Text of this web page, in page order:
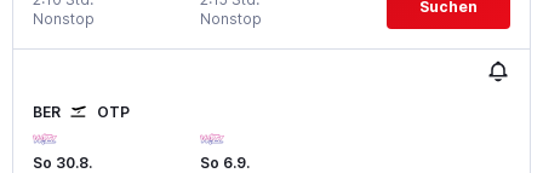
Nonstop
Nonstop
Suchen
BER OTP
So 30.8.
So 6.9.